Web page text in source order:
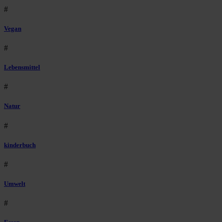
#
Vegan
#
Lebensmittel
#
Natur
#
kinderbuch
#
Umwelt
#